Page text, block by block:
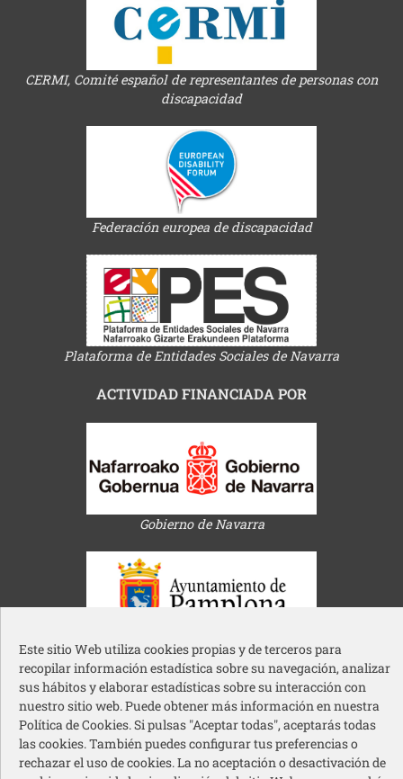
Este sitio Web utiliza cookies propias y de terceros para
recopilar información estadística sobre su navegación, analizar
sus hábitos y elaborar estadísticas sobre su interacción con
nuestro sitio web. Puede obtener más información en nuestra
Política de Cookies. Si pulsas "Aceptar todas", aceptarás todas
las cookies. También puedes configurar tus preferencias o
rechazar el uso de cookies. La no aceptación o desactivación de
CERMI, Comité español de representantes de personas con
discapacidad
Federación europea de discapacidad
Plataforma de Entidades Sociales de Navarra
ACTIVIDAD FINANCIADA POR
Gobierno de Navarra
Ayuntamiento de Pamplona